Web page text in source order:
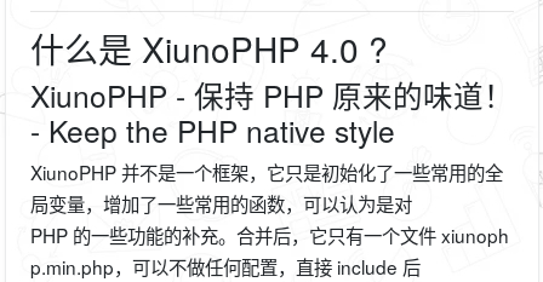
什么是 XiunoPHP 4.0 ?
XiunoPHP - 保持 PHP 原来的味道！
- Keep the PHP native style
XiunoPHP 并不是一个框架，它只是初始化了一些常用的全
局变量，增加了一些常用的函数，可以认为是对
PHP 的一些功能的补充。合并后，它只有一个文件 xiunoph
p.min.php，可以不做任何配置，直接 include 后